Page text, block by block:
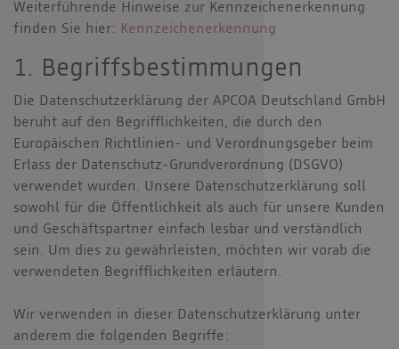
Weiterführende Hinweise zur Kennzeichenerkennung
finden Sie hier: Kennzeichenerkennung
1. Begriffsbestimmungen
Die Datenschutzerklärung der APCOA Deutschland GmbH
beruht auf den Begrifflichkeiten, die durch den
Europäischen Richtlinien- und Verordnungsgeber beim
Erlass der Datenschutz-Grundverordnung (DSGVO)
verwendet wurden. Unsere Datenschutzerklärung soll
sowohl für die Öffentlichkeit als auch für unsere Kunden
und Geschäftspartner einfach lesbar und verständlich
sein. Um dies zu gewährleisten, möchten wir vorab die
verwendeten Begrifflichkeiten erläutern.
Wir verwenden in dieser Datenschutzerklärung unter
anderem die folgenden Begriffe: